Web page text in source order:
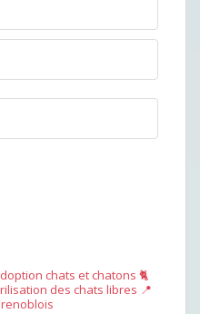
chats et chatons 🐈
des chats libres 📍